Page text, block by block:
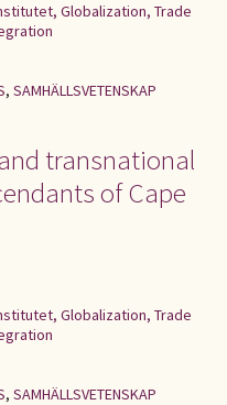
Globalization, Trade
, SAMHÄLLSVETENSKAP
transnational
of Cape
Globalization, Trade
, SAMHÄLLSVETENSKAP